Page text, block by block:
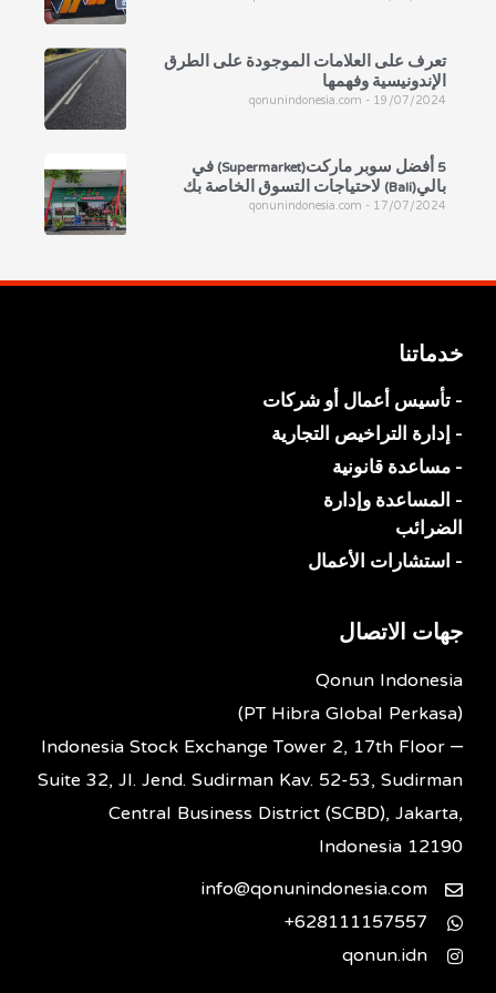
تعرف على العلامات الموجودة على الطرق
الإندونيسية وفهمها
qonunindonesia.com 19/07/2024
5 أفضل سوبر ماركت(Supermarket) في
بالي(Bali) لاحتياجات التسوق الخاصة بك
qonunindonesia.com 17/07/2024
خدماتنا
- تأسيس أعمال أو شركات
- إدارة التراخيص التجارية
- مساعدة قانونية
- المساعدة وإدارة
الضرائب
- استشارات الأعمال
جهات الاتصال
Qonun Indonesia
(PT Hibra Global Perkasa)
Indonesia Stock Exchange Tower 2, 17th Floor –
Suite 32, Jl. Jend. Sudirman Kav. 52-53, Sudirman
Central Business District (SCBD), Jakarta,
Indonesia 12190
info@qonunindonesia.com
628111157557+
qonun.idn